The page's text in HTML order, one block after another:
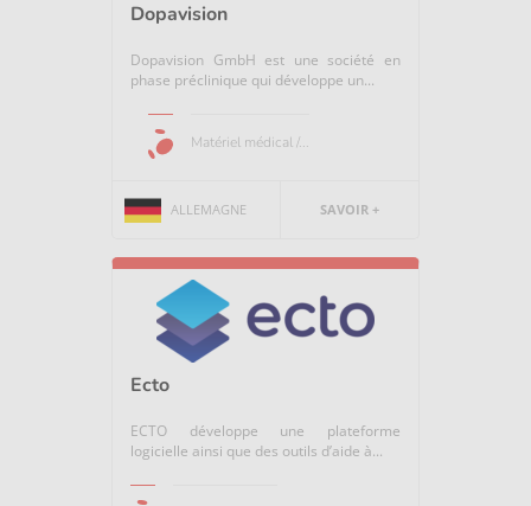
Dopavision
Dopavision GmbH est une société en
phase préclinique qui développe un...
Matériel médical /...
ALLEMAGNE SAVOIR +
Ecto
ECTO développe une plateforme
logicielle ainsi que des outils d’aide à...